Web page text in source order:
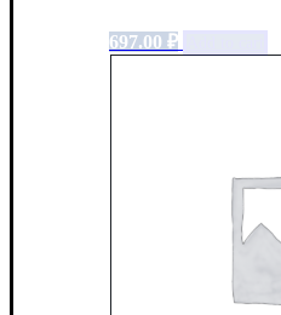
697.00 ₽